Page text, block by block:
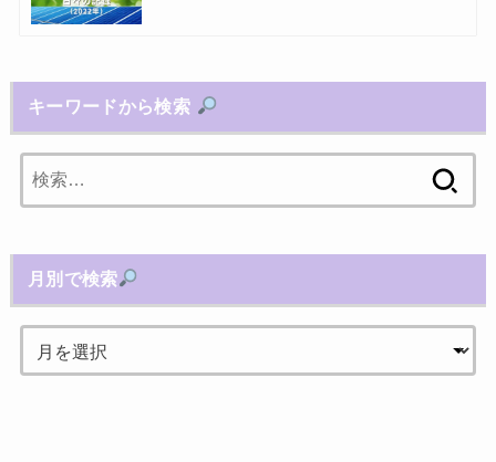
キーワードから検索
索:
月別で検索